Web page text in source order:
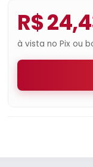
R$
à vista no Pix ou